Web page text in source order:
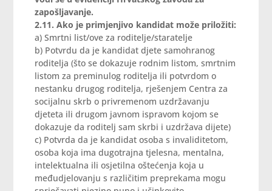
zapošljavanje.
2.11. Ako je primjenjivo kandidat može priložiti:
a) Smrtni list/ove za roditelje/staratelje
b) Potvrdu da je kandidat djete samohranog
roditelja (što se dokazuje rodnim listom, smrtnim
listom za preminulog roditelja ili potvrdom o
nestanku drugog roditelja, rješenjem Centra za
socijalnu skrb o privremenom uzdržavanju
djeteta ili drugom javnom ispravom kojom se
dokazuje da roditelj sam skrbi i uzdržava dijete)
c) Potvrda da je kandidat osoba s invaliditetom,
osoba koja ima dugotrajna tjelesna, mentalna,
intelektualna ili osjetilna oštećenja koja u
međudjelovanju s različitim preprekama mogu